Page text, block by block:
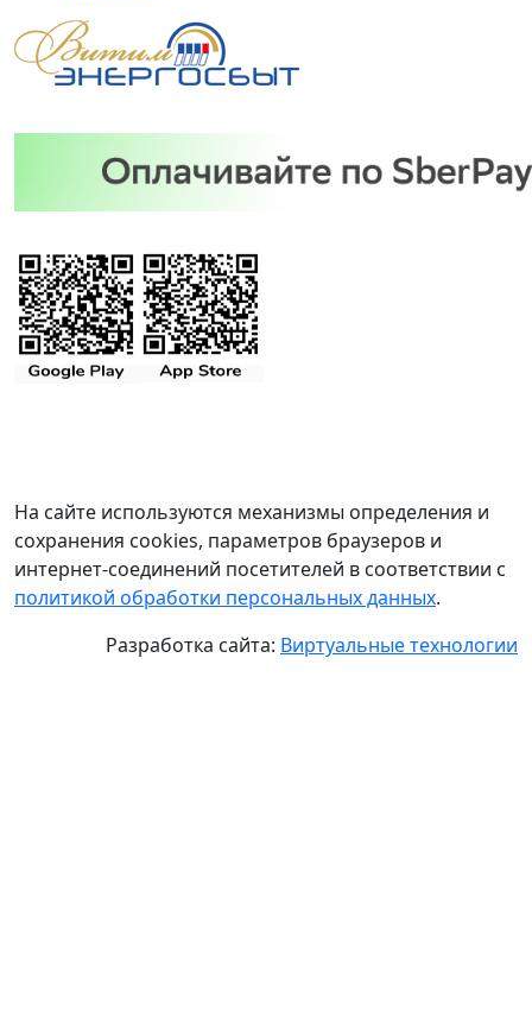
На сайте используются механизмы определения и
сохранения cookies, параметров браузеров и
интернет-соединений посетителей в соответствии с
политикой обработки персональных данных.
Разработка сайта: Виртуальные технологии